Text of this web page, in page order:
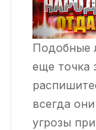
Подобные
еще точка
всегда
угрозы